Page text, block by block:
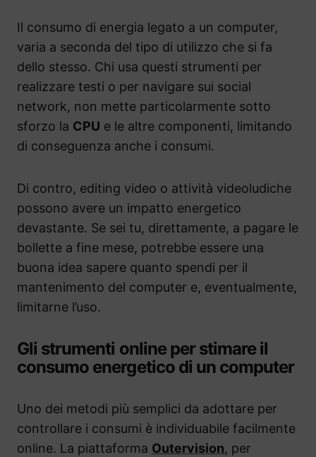
Il consumo di energia legato a un computer,
varia a seconda del tipo di utilizzo che si fa
dello stesso. Chi usa questi strumenti per
realizzare testi o per navigare sui social
network, non mette particolarmente sotto
sforzo la CPU e le altre componenti, limitando
di conseguenza anche i consumi.
Di contro, editing video o attività videoludiche
possono avere un impatto energetico
devastante. Se sei tu, direttamente, a pagare le
bollette a fine mese, potrebbe essere una
buona idea sapere quanto spendi per il
mantenimento del computer e, eventualmente,
limitarne l’uso.
Gli strumenti online per stimare il
consumo energetico di un computer
Uno dei metodi più semplici da adottare per
controllare i consumi è individuabile facilmente
online. La piattaforma Outervision, per